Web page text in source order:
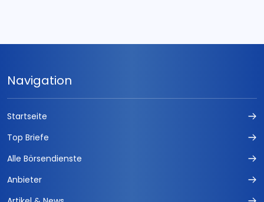
Navigation
Startseite
Top Briefe
Alle Börsendienste
Anbieter